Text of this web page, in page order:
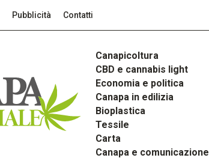
Pubblicità Contatti
Canapicoltura
CBD e cannabis light
Economia e politica
Canapa in edilizia
Bioplastica
Tessile
Carta
Canapa e comunicazione